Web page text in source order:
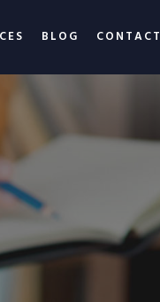
BLOG CONTACT